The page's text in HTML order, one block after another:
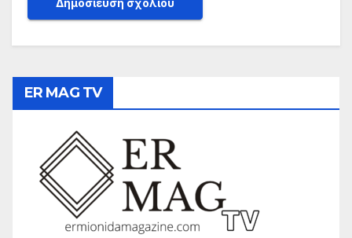
ER MAG TV